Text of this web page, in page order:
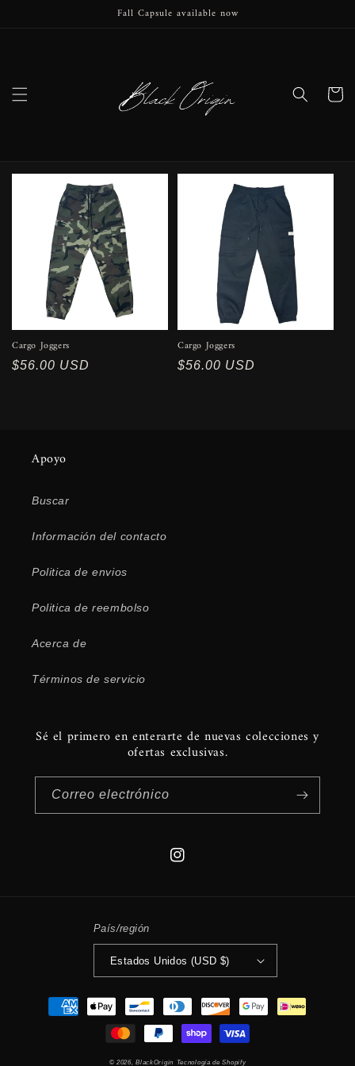
Fall Capsule available now
Carrito
Cargo Joggers
Precio
$56.00 USD
Cargo Joggers
Precio
$56.00 USD
Apoyo
Buscar
Información del contacto
Politica de envios
Politica de reembolso
Acerca de
Términos de servicio
Sé el primero en enterarte de nuevas colecciones y
ofertas exclusivas.
Correo electrónico
Instagram
País/región
Estados Unidos (USD $)
Formas
© 2026,BlackOrigin Tecnología de Shopify